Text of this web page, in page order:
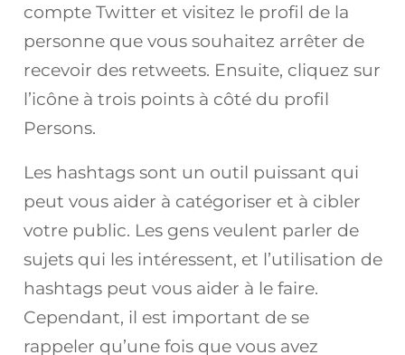
compte Twitter et visitez le profil de la
personne que vous souhaitez arrêter de
recevoir des retweets. Ensuite, cliquez sur
l’icône à trois points à côté du profil
Persons.
Les hashtags sont un outil puissant qui
peut vous aider à catégoriser et à cibler
votre public. Les gens veulent parler de
sujets qui les intéressent, et l’utilisation de
hashtags peut vous aider à le faire.
Cependant, il est important de se
rappeler qu’une fois que vous avez